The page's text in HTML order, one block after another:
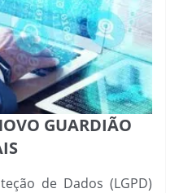
GUARDIÃO
de Dados (LGPD)